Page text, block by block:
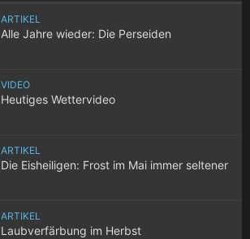
ARTIKEL
Alle Jahre wieder: Die Perseiden
VIDEO
Heutiges Wettervideo
ARTIKEL
Die Eisheiligen: Frost im Mai immer seltener
ARTIKEL
Laubverfärbung im Herbst